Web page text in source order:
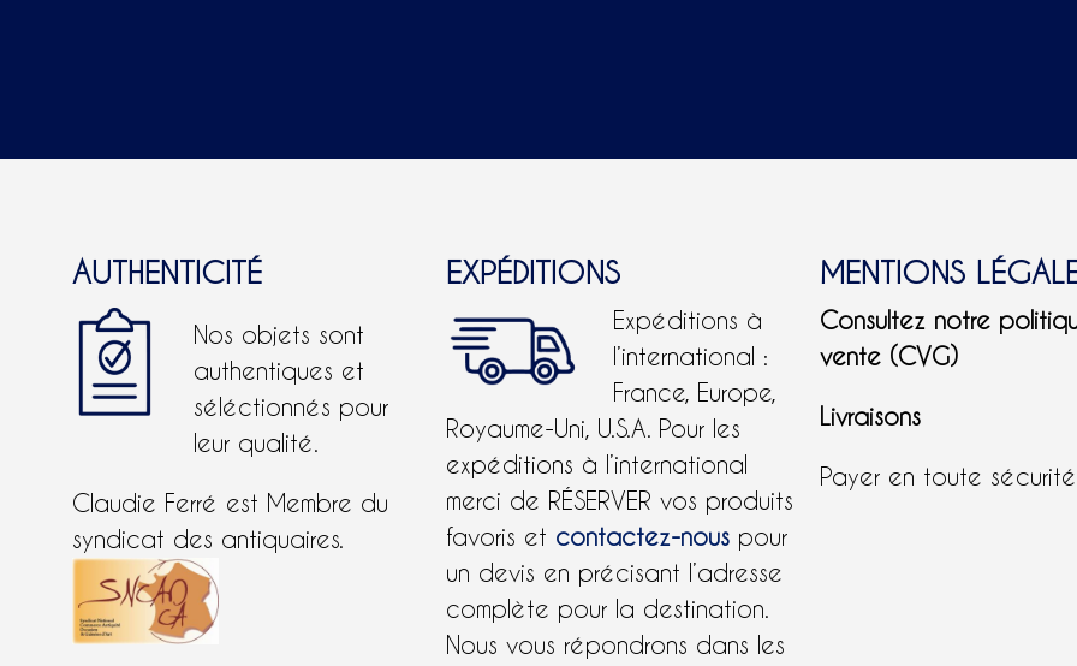
AUTHENTICITÉ
Nos objets sont
authentiques et
séléctionnés pour
leur qualité.
Claudie Ferré est Membre du
syndicat des antiquaires.
EXPÉDITIONS
Expéditions à
l’international :
France, Europe,
Royaume-Uni, U.S.A. Pour les
expéditions à l’international
merci de RÉSERVER vos produits
favoris et contactez-nous pour
un devis en précisant l’adresse
complète pour la destination.
Nous vous répondrons dans les
MENTIONS
Consultez notre
vente (CVG)
Livraisons
Payer en toute